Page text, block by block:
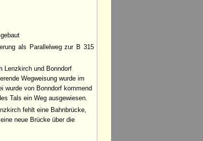
als Parallelweg zur B 315
Lenzkirch und Bonndorf
Wegweisung wurde im
wurde von Bonndorf kommend
Tals ein Weg ausgewiesen.
fehlt eine Bahnbrücke,
neue Brücke über die